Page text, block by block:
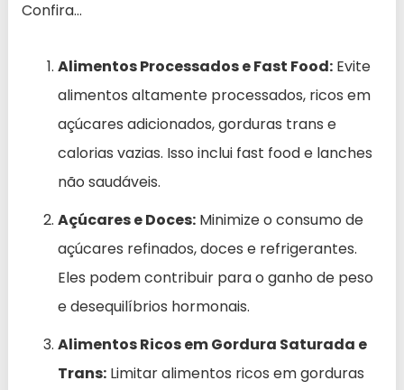
Confira…
Alimentos Processados e Fast Food: Evite
alimentos altamente processados, ricos em
açúcares adicionados, gorduras trans e
calorias vazias. Isso inclui fast food e lanches
não saudáveis.
Açúcares e Doces: Minimize o consumo de
açúcares refinados, doces e refrigerantes.
Eles podem contribuir para o ganho de peso
e desequilíbrios hormonais.
Alimentos Ricos em Gordura Saturada e
Trans: Limitar alimentos ricos em gorduras